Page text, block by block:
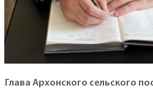
Глава Архонского сельского